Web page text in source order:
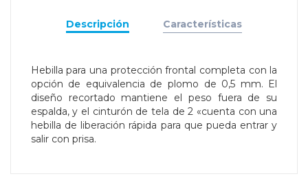
Descripción Características
Hebilla para una protección frontal completa con la
opción de equivalencia de plomo de 0,5 mm. El
diseño recortado mantiene el peso fuera de su
espalda, y el cinturón de tela de 2 «cuenta con una
hebilla de liberación rápida para que pueda entrar y
salir con prisa.